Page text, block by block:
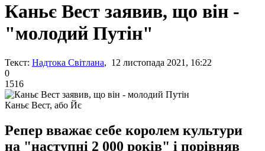
Каньє Вест заявив, що він -
"молодий Путін"
Текст: Надтока Світлана, 12 листопада 2021, 16:22
0
1516
Каньє Вест, або Йє
Репер вважає себе королем культури
на "наступні 2 000 років" і порівняв